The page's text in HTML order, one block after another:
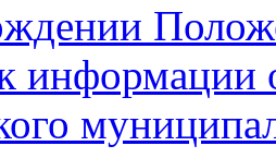
информации